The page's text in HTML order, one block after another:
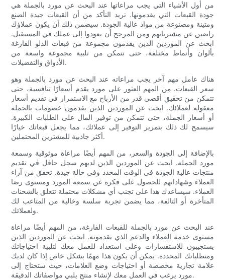
من أول الأشياء التي يجب مراعاتها عند البحث عن مورد بالجملة هي
جودة القبعات التي يقدمونها. تريد التأكد من أن القبعات جيدة الصنع
ومتينة ومصنوعة من مواد عالية الجودة. سيضمن ذلك أن يكون عملاؤك
راضين عن مشترياتهم ومن المرجح أن يعودوا إلى عملك في المستقبل.
ابحث عن الموردين الذين يقدمون مجموعة من قبعات الدلو الفارغة
بألوان وأنماط مختلفة، حتى تتمكن من تلبية مجموعة واسعة من
الأذواق والتفضيلات.
هناك عامل مهم آخر يجب مراعاته عند البحث عن مورد بالجملة وهو
سعر القبعات. من المهم العثور على مورد يقدم أسعارًا تنافسية، حتى
تتمكن من تحقيق أقصى قدر من الأرباح مع الاستمرار في تقديم أسعار
معقولة لعملائك. ابحث عن الموردين الذين يقدمون خصومات بالجملة
أو أسعار الجملة، حتى تتمكن من توفير المال على الطلبات الكبيرة.
سيسمح لك ذلك بتمرير التوفير إلى عملائك، مما يجعل قبعاتك خيارًا
أكثر جاذبية للمشترين المحتملين.
بالإضافة إلى الجودة والسعر، من المهم أيضًا مراعاة موثوقية وسمعة
مورد الجملة. ابحث عن الموردين الذين لديهم سجل حافل في تقديم
منتجات عالية الجودة في الوقت المحدد وفي حالة جيدة. تحقق من آراء
العملاء وشهاداتهم للحصول على فكرة عن سمعة المورد ومستوى رضا
العملاء. سيساعدك هذا على تجنب أي مشكلات محتملة تتعلق بالشحنات
المتأخرة أو التالفة، مما يضمن تجربة سلسة وخالية من المتاعب لك
ولعملائك.
عند البحث عن مورد بالجملة للقبعات الفارغة، من المهم أيضًا مراعاة
مستوى خدمة العملاء والدعم الذي يقدمونه. ابحث عن الموردين الذين
يستجيبون للاستفسارات وعلى استعداد للعمل معك لتلبية احتياجاتك
ومتطلباتك المحددة. يمكن أن يكون هذا مهمًا بشكل خاص إذا كان لديك
علامة تجارية مخصصة أو احتياجات وضع العلامات، حيث ستحتاج إلى
مورد يرغب في العمل معك لإنشاء منتج يلبي مواصفاتك الدقيقة.